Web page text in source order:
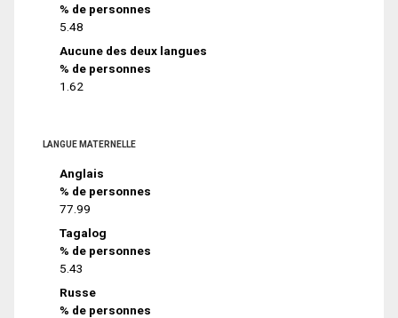
% de personnes
5.48
Aucune des deux langues
% de personnes
1.62
LANGUE MATERNELLE
Anglais
% de personnes
77.99
Tagalog
% de personnes
5.43
Russe
% de personnes